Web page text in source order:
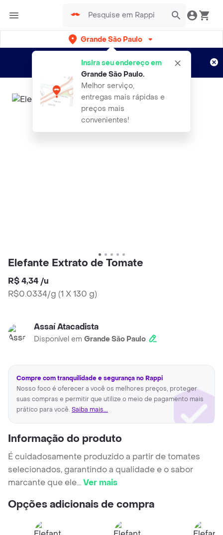
Grande São Paulo
Insira seu endereço em
Grande São Paulo.
Melhor serviço,
entregas mais rápidas e
preços mais
convenientes!
Entregas grátis por 15 dias!
Aplicam T&C
Elefante Extrato de Tomate
R$ 4,34 /u
R$0.0334/g (1 X 130 g)
Assaí Atacadista
Disponível em Grande São Paulo
Compre com tranquilidade e segurança no Rappi
Nosso foco é oferecer a você os melhores preços, proteger
suas compras e permitir que utilize o meio de pagamento mais
prático para você. Saiba mais...
Informação do produto
É cuidadosamente produzido a partir de tomates
selecionados, garantindo a qualidade e o sabor
marcante que ele...Ver mais
Opções adicionais de compra